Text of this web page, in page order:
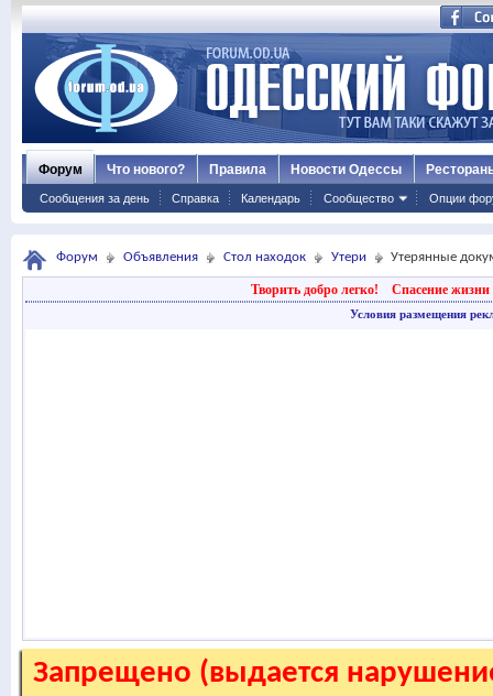
Форум
Сообщения за день Справка Календарь Сообщество Опции
Что нового? Правила Новости Одессы
Форум Объявления Стол находок Утери Утерянные
Творить добро легко! Спасение жизни
Условия размещения
Запрещено (выдается